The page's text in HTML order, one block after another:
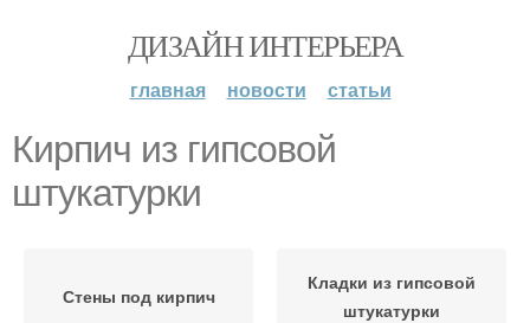
ДИЗАЙН ИНТЕРЬЕРА
главная новости статьи
Кирпич из гипсовой
штукатурки
Стены под кирпич
Кладки из гипсовой
штукатурки